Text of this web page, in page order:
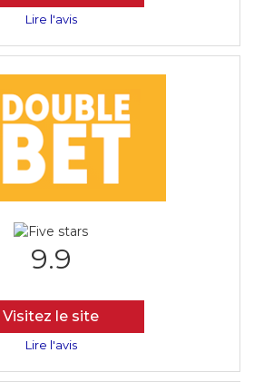
Lire l'avis
9.9
Visitez le site
Lire l'avis